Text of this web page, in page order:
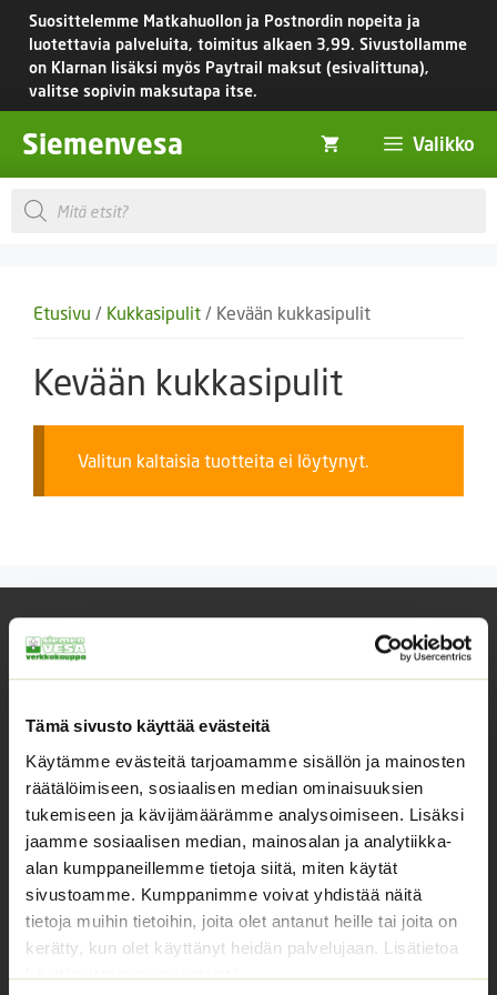
Tämä sivusto käyttää evästeitä
Käytämme evästeitä tarjoamamme sisällön ja mainosten
räätälöimiseen, sosiaalisen median ominaisuuksien
tukemiseen ja kävijämäärämme analysoimiseen. Lisäksi
jaamme sosiaalisen median, mainosalan ja analytiikka-
alan kumppaneillemme tietoja siitä, miten käytät
sivustoamme. Kumppanimme voivat yhdistää näitä
tietoja muihin tietoihin, joita olet antanut heille tai joita on
kerätty, kun olet käyttänyt heidän palvelujaan. Lisätietoa
käyttämistämme evästeistä
Siirry
sisältöön
Suosittelemme Matkahuollon ja Postnordin nopeita ja
luotettavia palveluita, toimitus alkaen 3,99. Sivustollamme
on Klarnan lisäksi myös Paytrail maksut (esivalittuna),
valitse sopivin maksutapa itse.
Siemenvesa Valikko
Products
search
Etusivu / Kukkasipulit / Kevään kukkasipulit
Kevään kukkasipulit
Valitun kaltaisia tuotteita ei löytynyt.
Yhteystiedot
Asiakaspalvelu avoinna arkisin klo 10-17
02 631 9700
info@siemenvesa.fi
Keskuskatu 40, Aito kaupan yhteydessä. 38700
Kankaanpää.
Noutopiste avoinna sopimuksen mukaan ja arkisin 10-
17.
Facebook
Instagram